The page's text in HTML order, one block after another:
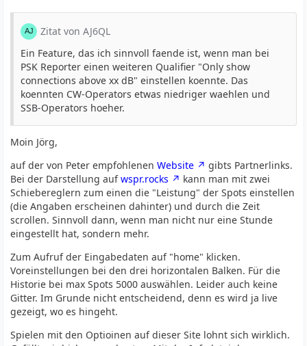
Zitat von AJ6QL
Ein Feature, das ich sinnvoll faende ist, wenn man bei
PSK Reporter einen weiteren Qualifier "Only show
connections above xx dB" einstellen koennte. Das
koennten CW-Operators etwas niedriger waehlen und
SSB-Operators hoeher.
Moin Jörg,
auf der von Peter empfohlenenWebsite
gibts Partnerlinks.
Bei der Darstellung aufwspr.rocks
kann man mit zwei
Schiebereglern zum einen die "Leistung" der Spots einstellen
(die Angaben erscheinen dahinter) und durch die Zeit
scrollen. Sinnvoll dann, wenn man nicht nur eine Stunde
eingestellt hat, sondern mehr.
Zum Aufruf der Eingabedaten auf "home" klicken.
Voreinstellungen bei den drei horizontalen Balken. Für die
Historie bei max Spots 5000 auswählen. Leider auch keine
Gitter. Im Grunde nicht entscheidend, denn es wird ja live
gezeigt, wo es hingeht.
Spielen mit den Optioinen auf dieser Site lohnt sich wirklich.